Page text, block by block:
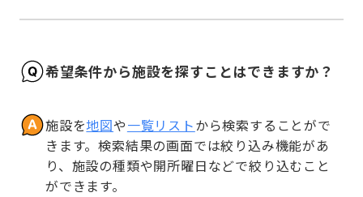
希望条件から施設を探すことはできますか？
施設を地図や一覧リストから検索することがで
きます。検索結果の画面では絞り込み機能があ
り、施設の種類や開所曜日などで絞り込むこと
ができます。